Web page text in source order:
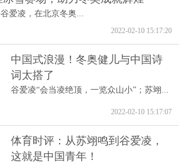
爱凌，在北京冬奥...
2022-02-10 15:17:20
中国式浪漫！冬奥健儿与中国诗
词太搭了
谷爱凌“会当凌绝顶，一览众山小”；苏翊...
2022-02-10 15:17:07
体育时评：从苏翊鸣到谷爱凌，
这就是中国青年！